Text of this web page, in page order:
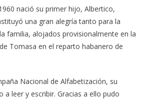
nació su primer hijo, Albertico,
una gran alegría tanto para la
familia, alojados provisionalmente en la
Tomasa en el reparto habanero de
Nacional de Alfabetización, su
a leer y escribir. Gracias a ello pudo